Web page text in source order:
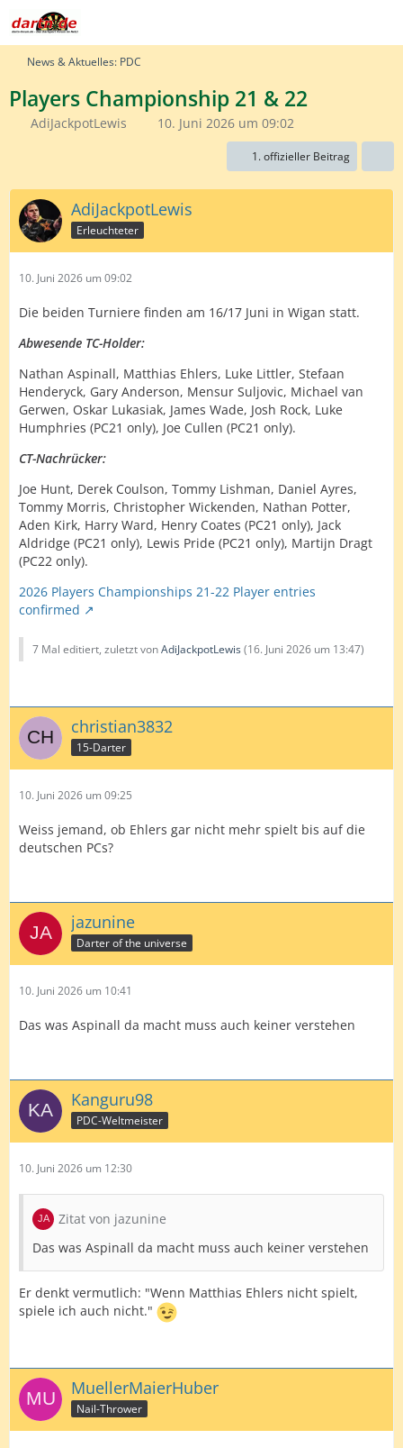
News & Aktuelles: PDC
Players Championship 21 & 22
AdiJackpotLewis 10. Juni 2026 um 09:02
1. offizieller Beitrag
AdiJackpotLewis
Erleuchteter
10. Juni 2026 um 09:02
Die beiden Turniere finden am 16/17 Juni in Wigan statt.
Abwesende TC-Holder:
Nathan Aspinall, Matthias Ehlers, Luke Littler, Stefaan
Henderyck, Gary Anderson, Mensur Suljovic, Michael van
Gerwen, Oskar Lukasiak, James Wade, Josh Rock, Luke
Humphries (PC21 only), Joe Cullen (PC21 only).
CT-Nachrücker:
Joe Hunt, Derek Coulson, Tommy Lishman, Daniel Ayres,
Tommy Morris, Christopher Wickenden, Nathan Potter,
Aden Kirk, Harry Ward, Henry Coates (PC21 only), Jack
Aldridge (PC21 only), Lewis Pride (PC21 only), Martijn Dragt
(PC22 only).
2026 Players Championships 21-22 Player entries
confirmed
7 Mal editiert, zuletzt vonAdiJackpotLewis(16. Juni 2026 um 13:47)
christian3832
15-Darter
10. Juni 2026 um 09:25
Weiss jemand, ob Ehlers gar nicht mehr spielt bis auf die
deutschen PCs?
jazunine
Darter of the universe
10. Juni 2026 um 10:41
Das was Aspinall da macht muss auch keiner verstehen
Kanguru98
PDC-Weltmeister
10. Juni 2026 um 12:30
Zitat von jazunine
Das was Aspinall da macht muss auch keiner verstehen
Er denkt vermutlich: "Wenn Matthias Ehlers nicht spielt,
spiele ich auch nicht."
MuellerMaierHuber
Nail-Thrower